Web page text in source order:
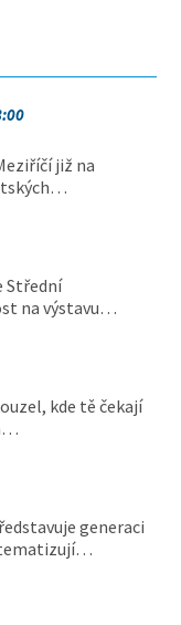
již na
Střední
na výstavu…
kde tě čekají
generaci
tematizují…